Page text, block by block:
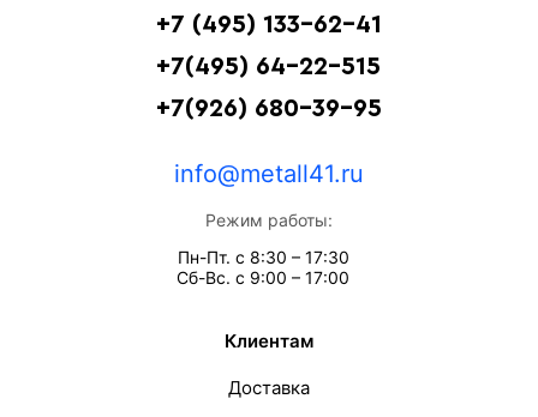
+7 (495) 133-62-41
+7(495) 64-22-515
+7(926) 680-39-95
info@metall41.ru
Режим работы:
Пн-Пт. с 8:30 – 17:30
Сб-Вс. с 9:00 – 17:00
Клиентам
Доставка